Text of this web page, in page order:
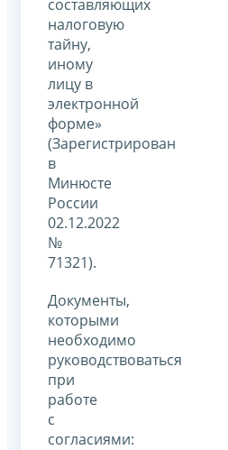
составляющих
налоговую
тайну,
иному
лицу в
электронной
форме»
(Зарегистрирован
в
Минюсте
России
02.12.2022
№
71321).
Документы,
которыми
необходимо
руководствоваться
при
работе
с
согласиями: